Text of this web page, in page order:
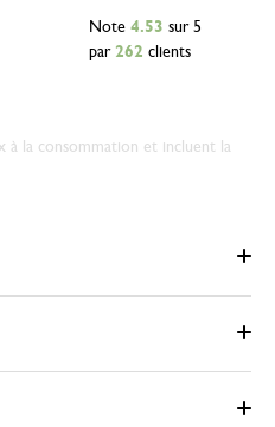
Note 4.53 sur 5
par 262 clients
à la consommation et incluent la